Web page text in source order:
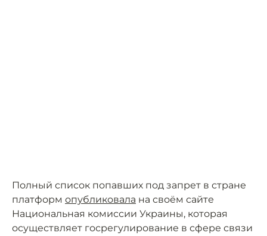
Полный список попавших под запрет в стране
платформ опубликовала на своём сайте
Национальная комиссии Украины, которая
осуществляет госрегулирование в сфере связи